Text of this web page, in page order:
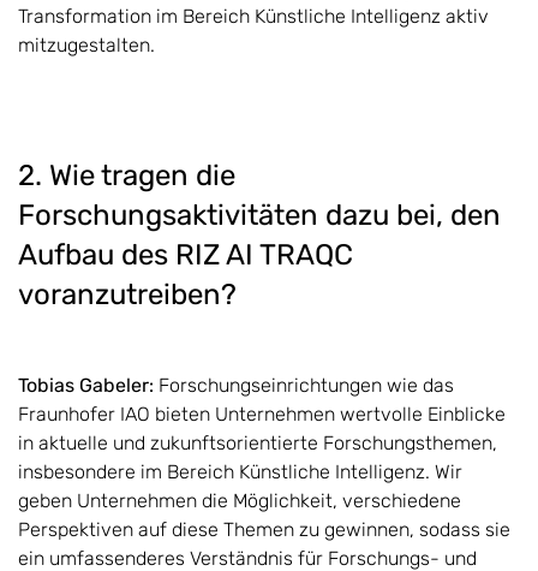
Transformation im Bereich Künstliche Intelligenz aktiv
mitzugestalten.
2. Wie tragen die
Forschungsaktivitäten dazu bei, den
Aufbau des RIZ AI TRAQC
voranzutreiben?
Tobias Gabeler: Forschungseinrichtungen wie das
Fraunhofer IAO bieten Unternehmen wertvolle Einblicke
in aktuelle und zukunftsorientierte Forschungsthemen,
insbesondere im Bereich Künstliche Intelligenz. Wir
geben Unternehmen die Möglichkeit, verschiedene
Perspektiven auf diese Themen zu gewinnen, sodass sie
ein umfassenderes Verständnis für Forschungs- und